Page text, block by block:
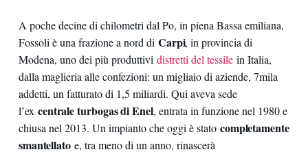
A poche decine di chilometri dal Po, in piena Bassa emiliana,
Fossoli è una frazione a nord di Carpi, in provincia di
Modena, uno dei più produttivi distretti del tessilein Italia,
dalla maglieria alle confezioni: un migliaio di aziende, 7mila
addetti, un fatturato di 1,5 miliardi. Qui aveva sede
l’ex centrale turbogas di Enel, entrata in funzione nel 1980 e
chiusa nel 2013. Un impianto che oggi è stato completamente
smantellato e, tra meno di un anno, rinascerà